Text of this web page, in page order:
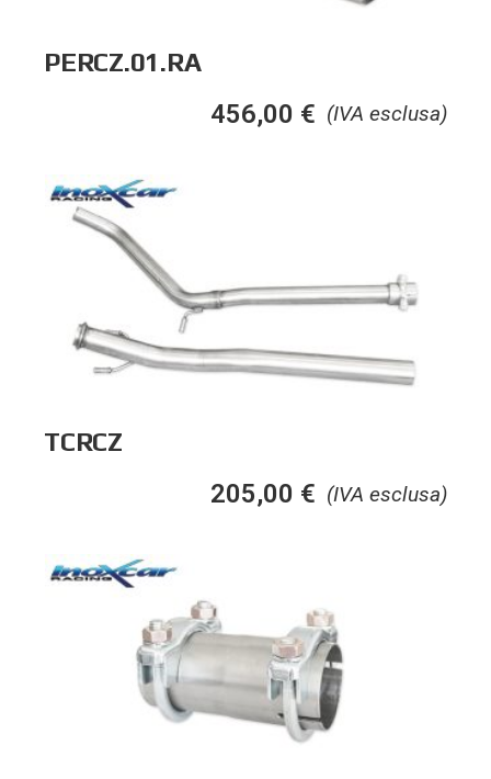
PERCZ.01.RA
(IVA esclusa)
456,00 €
TCRCZ
(IVA esclusa)
205,00 €